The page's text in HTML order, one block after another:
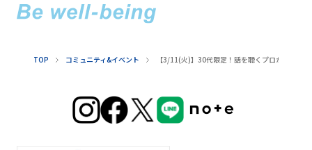
TOP コミュニティ&イベント 【3/11(火)】30代限定！話を聴くプロが、あな